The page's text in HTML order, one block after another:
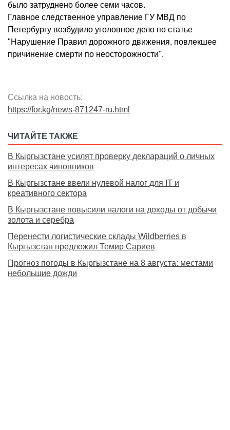
было затруднено более семи часов.
Главное следственное управление ГУ МВД по
Петербургу возбудило уголовное дело по статье
"Нарушение Правил дорожного движения, повлекшее
причинение смерти по неосторожности".
Ссылка на новость:
https://for.kg/news-871247-ru.html
ЧИТАЙТЕ ТАКЖЕ
В Кыргызстане усилят проверку деклараций о личных
интересах чиновников
В Кыргызстане ввели нулевой налог для IT и
креативного сектора
В Кыргызстане повысили налоги на доходы от добычи
золота и серебра
Перенести логистические склады Wildberries в
Кыргызстан предложил Темир Сариев
Прогноз погоды в Кыргызстане на 8 августа: местами
небольшие дожди